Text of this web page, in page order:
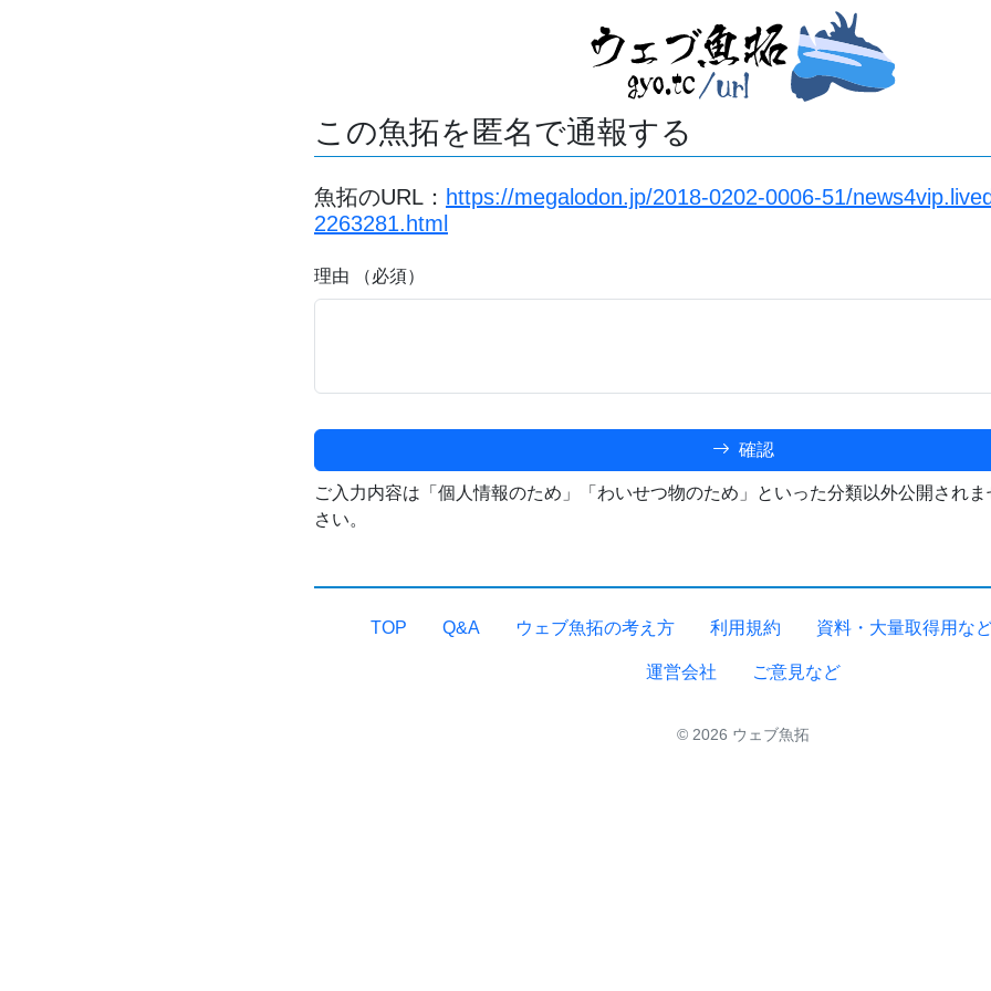
この魚拓を匿名で通報する
魚拓のURL： https://megalodon.jp/2018-0202-0006-51/
2263281.html
理由 （必須）
確認
ご入力内容は「個人情報のため」「わいせつ物のため」といった分類以外公開され
さい。
TOP Q&A ウェブ魚拓の考え方 利用規約 資料・大量取得用な
運営会社 ご意見など
© 2026 ウェブ魚拓